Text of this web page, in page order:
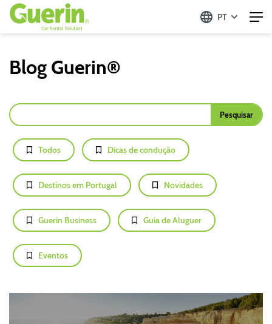
PT
Blog Guerin®
Todos Dicas de condução
Destinos em Portugal Novidades
Guerin Business Guia de Aluguer
Eventos